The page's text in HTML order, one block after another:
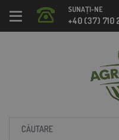
SUNAȚI-NE
+40 (37) 710